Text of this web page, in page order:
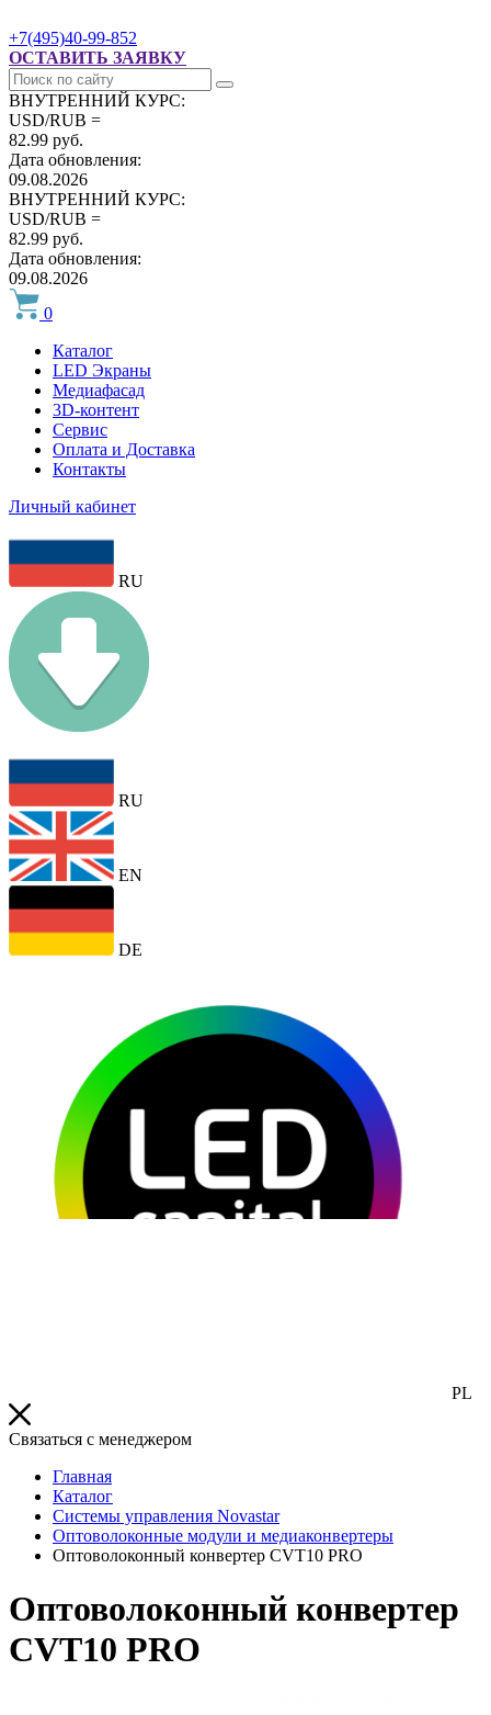
+7(495)40-99-852
ОСТАВИТЬ ЗАЯВКУ
ВНУТРЕННИЙ КУРС:
USD/RUB =
82.99 руб.
Дата обновления:
09.08.2026
ВНУТРЕННИЙ КУРС:
USD/RUB =
82.99 руб.
Дата обновления:
09.08.2026
0
Каталог
LED Экраны
Медиафасад
3D-контент
Сервис
Оплата и Доставка
Контакты
Личный кабинет
RU
RU
EN
DE
PL
Связаться с менеджером
Главная
Каталог
Системы управления Novastar
Оптоволоконные модули и медиаконвертеры
Оптоволоконный конвертер CVT10 PRO
Оптоволоконный конвертер
CVT10 PRO